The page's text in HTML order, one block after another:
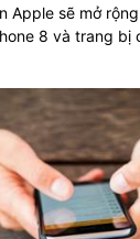
Apple sẽ mở
8 và trang bị